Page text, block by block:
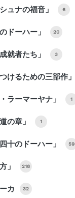
ュナの福音」 6
ドーハー」 20
就者たち」 3
けるための三部作」
ラーマーヤナ」 1
の章」 1
十のドーハー」 59
」 218
カ 32